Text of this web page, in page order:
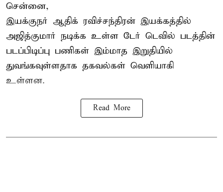
சென்னை,
இயக்குநர் ஆதிக் ரவிச்சந்திரன் இயக்கத்தில்
அஜித்குமார் நடிக்க உள்ள டேர் டெவில் படத்தின்
படப்பிடிப்பு பணிகள் இம்மாத இறுதியில்
துவங்கவுள்ளதாக தகவல்கள் வெளியாகி
உள்ளன.
Read More